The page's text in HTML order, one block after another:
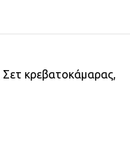
Σετ κρεβατοκάμαρας,